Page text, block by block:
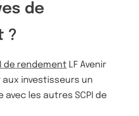
de
?
de rendement LF Avenir
investisseurs un
les autres SCPI de